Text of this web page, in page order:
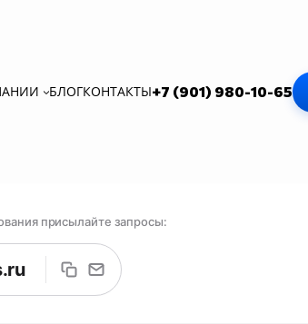
БЛОГКОНТАКТЫ+7 (901) 980-10-65
присылайте запросы: